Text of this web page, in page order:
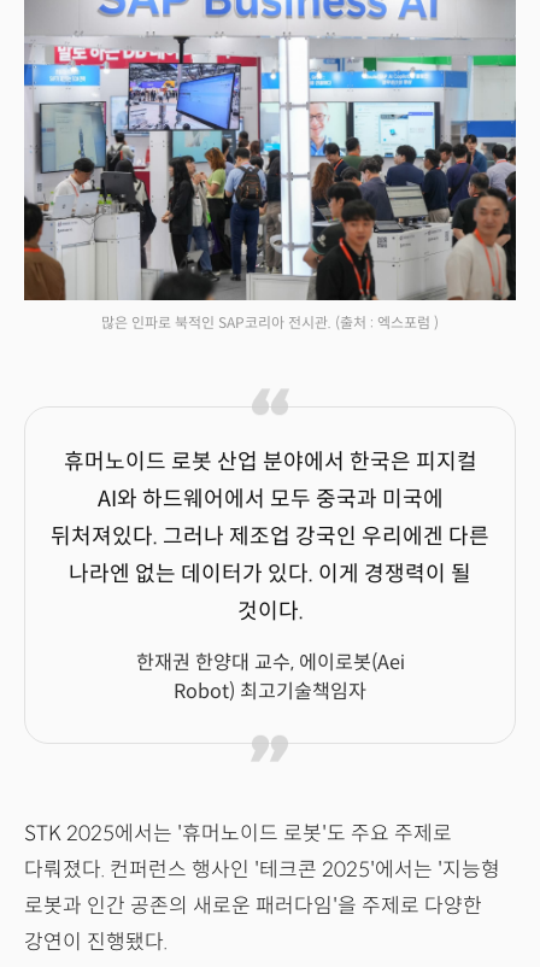
많은 인파로 북적인 SAP코리아 전시관. (출처 : 엑스포럼 )
휴머노이드 로봇 산업 분야에서 한국은 피지컬
AI와 하드웨어에서 모두 중국과 미국에
뒤처져있다. 그러나 제조업 강국인 우리에겐 다른
나라엔 없는 데이터가 있다. 이게 경쟁력이 될
것이다.
한재권 한양대 교수, 에이로봇(Aei
Robot) 최고기술책임자
STK 2025에서는 '휴머노이드 로봇'도 주요 주제로
다뤄졌다. 컨퍼런스 행사인 '테크콘 2025'에서는 '지능형
로봇과 인간 공존의 새로운 패러다임'을 주제로 다양한
강연이 진행됐다.